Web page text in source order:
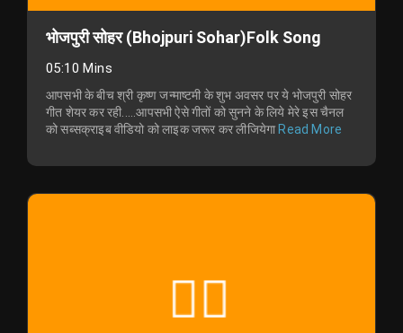
भोजपुरी सोहर (Bhojpuri Sohar)Folk Song
05:10 Mins
आपसभी के बीच श्री कृष्ण जन्माष्टमी के शुभ अवसर पर ये भोजपुरी सोहर
गीत शेयर कर रही.....आपसभी ऐसे गीतों को सुनने के लिये मेरे इस चैनल
को सब्सक्राइब वीडियो को लाइक जरूर कर लीजियेगा Read More